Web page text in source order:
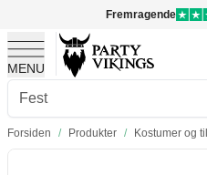
Fremragende
MENU
Skip to Content
Forsiden / Produkter / Kostumer og